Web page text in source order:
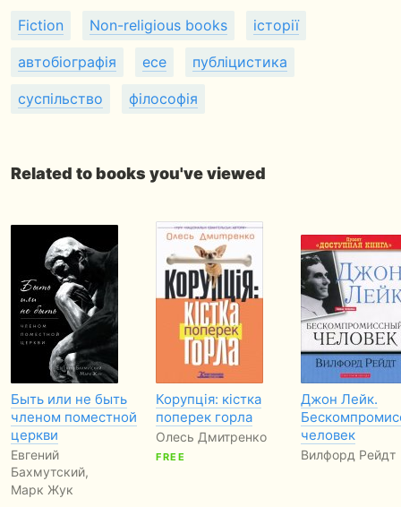
Fiction Non-religious books історії
автобіографія есе публіцистика
суспільство філософія
Related to books you've viewed
Быть или не быть
членом поместной
церкви
Евгений
Бахмутский,
Марк Жук
Корупція: кістка
поперек горла
Олесь Дмитренко
FREE
Джон Лейк.
человек
Вилфорд Рейдт